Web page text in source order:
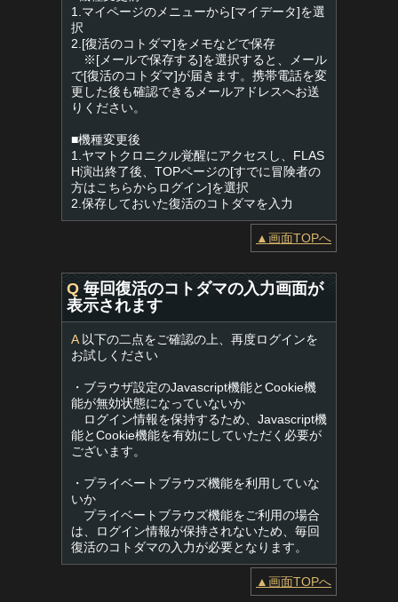
1.マイページのメニューから[マイデータ]を選
択
2.[復活のコトダマ]をメモなどで保存
※[メールで保存する]を選択すると、メール
で[復活のコトダマ]が届きます。携帯電話を変
更した後も確認できるメールアドレスへお送
りください。
■機種変更後
1.ヤマトクロニクル覚醒にアクセスし、FLAS
H演出終了後、TOPページの[すでに冒険者の
方はこちらからログイン]を選択
2.保存しておいた復活のコトダマを入力
▲画面TOPへ
Q 毎回復活のコトダマの入力画面が
表示されます
A以下の二点をご確認の上、再度ログインを
お試しください
・ブラウザ設定のJavascript機能とCookie機
能が無効状態になっていないか
ログイン情報を保持するため、Javascript機
能とCookie機能を有効にしていただく必要が
ございます。
・プライベートブラウズ機能を利用していな
いか
プライベートブラウズ機能をご利用の場合
は、ログイン情報が保持されないため、毎回
復活のコトダマの入力が必要となります。
▲画面TOPへ